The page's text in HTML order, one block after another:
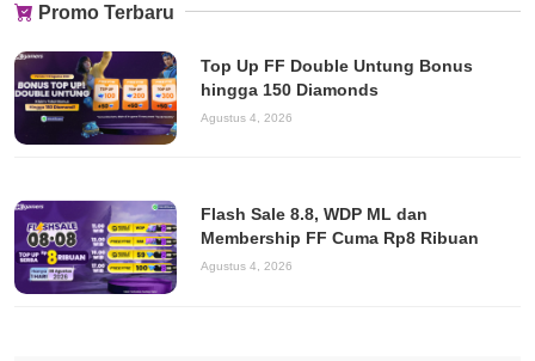
Promo Terbaru
Top Up FF Double Untung Bonus
hingga 150 Diamonds
Agustus 4, 2026
Flash Sale 8.8, WDP ML dan
Membership FF Cuma Rp8 Ribuan
Agustus 4, 2026